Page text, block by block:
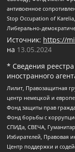
антивоенное
Stop Occupation of
Либерально-
Источник: https://
на 13.05.2024
* Сведения
иностранного
Лилит, Правозащитная
центр немецкой и
Фонд защиты прав
Фонд борьбы с
СПИДа, СВЕЧА,
Избирателей, Правовая
Центр поддержки и